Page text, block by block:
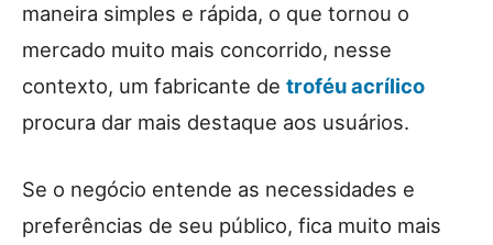
maneira simples e rápida, o que tornou o
mercado muito mais concorrido, nesse
contexto, um fabricante de troféu acrílico
procura dar mais destaque aos usuários.
Se o negócio entende as necessidades e
preferências de seu público, fica muito mais